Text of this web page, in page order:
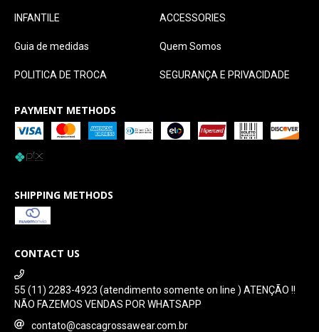
INFANTILE ACCESSORIES
Guia de medidas Quem Somos
POLITICA DE TROCA SEGURANÇA E PRIVACIDADE
PAYMENT METHODS
SHIPPING METHODS
CONTACT US
55 (11) 2283-4923 (atendimento somente on line ) ATENÇÃO !!
NÃO FAZEMOS VENDAS POR WHATSAPP
contato@cascagrossawear.com.br